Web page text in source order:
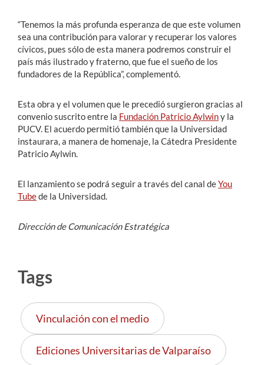
“Tenemos la más profunda esperanza de que este volumen
sea una contribución para valorar y recuperar los valores
cívicos, pues sólo de esta manera podremos construir el
país más ilustrado y fraterno, que fue el sueño de los
fundadores de la República”, complementó.
Esta obra y el volumen que le precedió surgieron gracias al
convenio suscrito entre la Fundación Patricio Aylwiny la
PUCV. El acuerdo permitió también que la Universidad
instaurara, a manera de homenaje, la Cátedra Presidente
Patricio Aylwin.
El lanzamiento se podrá seguir a través del canal deYou
Tubede la Universidad.
Dirección de Comunicación Estratégica
Tags
Vinculación con el medio
Ediciones Universitarias de Valparaíso